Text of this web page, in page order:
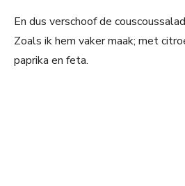
En dus verschoof de
Zoals ik hem vaker maak; met
paprika en feta.